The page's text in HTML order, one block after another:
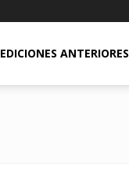
EDICIONES ANTERIORES